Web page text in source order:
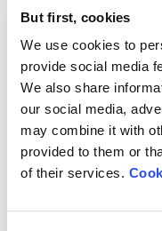
But first, cookies
We use cookies to
provide social media
We also share
our social media,
may combine it with
provided to them or
of their services.
Esta conferencia refleja
aprendizaje colectivo, el
colaboración. Damos
distribuidores de todo el
nuestras futuras
En Bettersize, no sólo
instrumentos de análisis
comprender los